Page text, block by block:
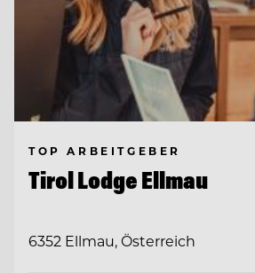
TOP ARBEITGEBER
Tirol Lodge Ellmau
6352 Ellmau, Österreich